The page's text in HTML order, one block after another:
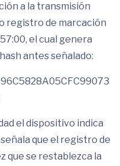
a la transmisión
registro de marcación
el cual genera
antes señalado:
el dispositivo indica
que el registro de
que se restablezca la